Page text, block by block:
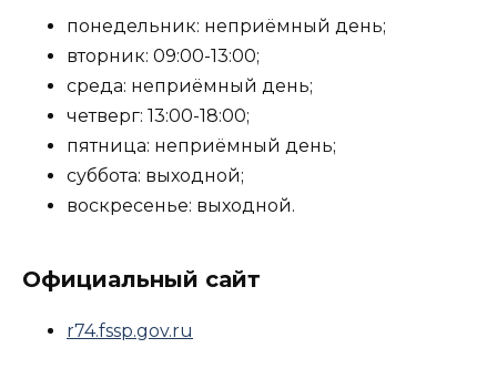
понедельник: неприёмный день;
вторник: 09:00-13:00;
среда: неприёмный день;
четверг: 13:00-18:00;
пятница: неприёмный день;
суббота: выходной;
воскресенье: выходной.
Официальный сайт
r74.fssp.gov.ru